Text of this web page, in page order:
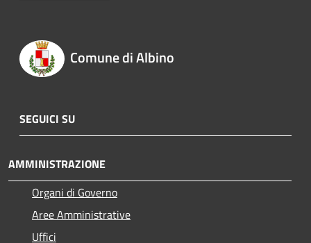
Comune di Albino
SEGUICI SU
AMMINISTRAZIONE
Organi di Governo
Aree Amministrative
Uffici